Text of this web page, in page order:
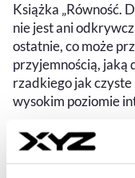
Książka „Równość.
nie jest ani
ostatnie, co może
przyjemnością, jaką
rzadkiego jak
wysokim poziomie
KATARZYNA
- AUTOR ARTYKUŁU -